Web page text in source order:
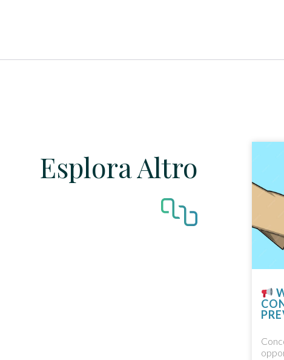
Esplora Altro